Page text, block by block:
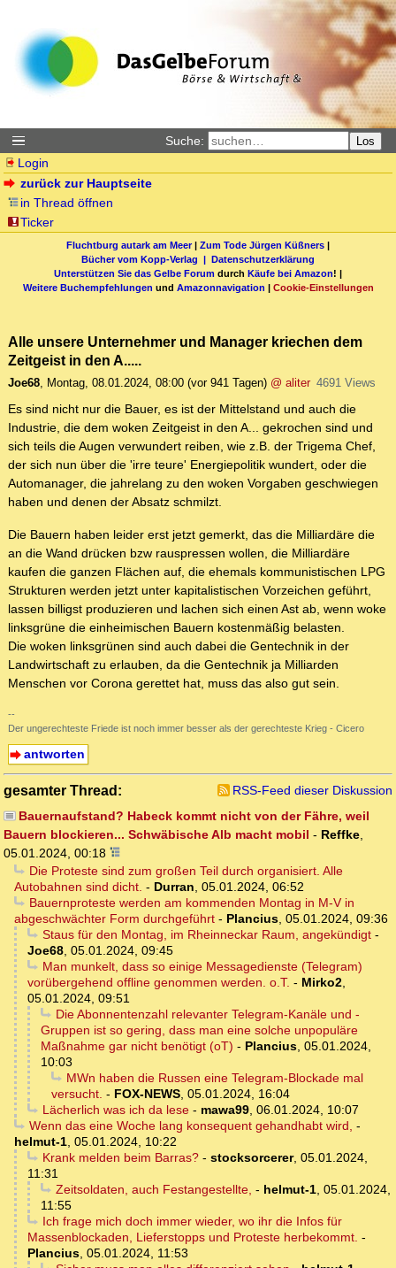
Suche: Los
Login
zurück zur Hauptseite
in Thread öffnen
Ticker
Fluchtburg autark am Meer| Zum Tode Jürgen Küßners |
Bücher vom Kopp-Verlag | Datenschutzerklärung
Unterstützen Sie das Gelbe Forum durch Käufe bei Amazon! |
Weitere Buchempfehlungen und Amazonnavigation | Cookie-Einstellungen
Alle unsere Unternehmer und Manager kriechen dem
Zeitgeist in den A.....
Joe68, Montag, 08.01.2024, 08:00 (vor 941 Tagen) @ aliter 4691 Views
Es sind nicht nur die Bauer, es ist der Mittelstand und auch die
Industrie, die dem woken Zeitgeist in den A... gekrochen sind und
sich teils die Augen verwundert reiben, wie z.B. der Trigema Chef,
der sich nun über die 'irre teure' Energiepolitik wundert, oder die
Automanager, die jahrelang zu den woken Vorgaben geschwiegen
haben und denen der Absatz schmilzt.
Die Bauern haben leider erst jetzt gemerkt, das die Milliardäre die
an die Wand drücken bzw rauspressen wollen, die Milliardäre
kaufen die ganzen Flächen auf, die ehemals kommunistischen LPG
Strukturen werden jetzt unter kapitalistischen Vorzeichen geführt,
lassen billigst produzieren und lachen sich einen Ast ab, wenn woke
linksgrüne die einheimischen Bauern kostenmäßig belasten.
Die woken linksgrünen sind auch dabei die Gentechnik in der
Landwirtschaft zu erlauben, da die Gentechnik ja Milliarden
Menschen vor Corona gerettet hat, muss das also gut sein.
--
Der ungerechteste Friede ist noch immer besser als der gerechteste Krieg - Cicero
antworten
gesamter Thread:
RSS-Feed dieser Diskussion
Bauernaufstand? Habeck kommt nicht von der Fähre, weil
Bauern blockieren... Schwäbische Alb macht mobil - Reffke,
05.01.2024, 00:18
Die Proteste sind zum großen Teil durch organisiert. Alle
Autobahnen sind dicht. - Durran, 05.01.2024, 06:52
Bauernproteste werden am kommenden Montag in M-V in
abgeschwächter Form durchgeführt - Plancius, 05.01.2024, 09:36
Staus für den Montag, im Rheinneckar Raum, angekündigt-
Joe68, 05.01.2024, 09:45
Man munkelt, dass so einige Messagedienste (Telegram)
vorübergehend offline genommen werden. o.T. - Mirko2,
05.01.2024, 09:51
Die Abonnentenzahl relevanter Telegram-Kanäle und -
Gruppen ist so gering, dass man eine solche unpopuläre
Maßnahme gar nicht benötigt (oT) - Plancius, 05.01.2024,
10:03
MWn haben die Russen eine Telegram-Blockade mal
versucht. - FOX-NEWS, 05.01.2024, 16:04
Lächerlich was ich da lese- mawa99, 06.01.2024, 10:07
Wenn das eine Woche lang konsequent gehandhabt wird, -
helmut-1, 05.01.2024, 10:22
Krank melden beim Barras?- stocksorcerer, 05.01.2024,
11:31
Zeitsoldaten, auch Festangestellte, - helmut-1, 05.01.2024,
11:55
Ich frage mich doch immer wieder, wo ihr die Infos für
Massenblockaden, Lieferstopps und Proteste herbekommt. -
Plancius, 05.01.2024, 11:53